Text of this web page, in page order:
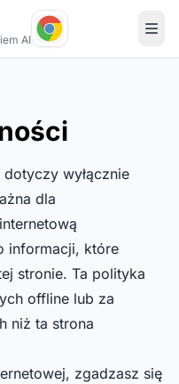
AI
wyłącznie
dla
informacji, które
stronie. Ta polityka
offline lub za
niż ta strona
zgadzasz się